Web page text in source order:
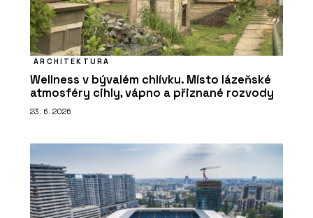
ARCHITEKTURA
Wellness v bývalém chlívku. Místo lázeňské
atmosféry cihly, vápno a přiznané rozvody
23. 6. 2026